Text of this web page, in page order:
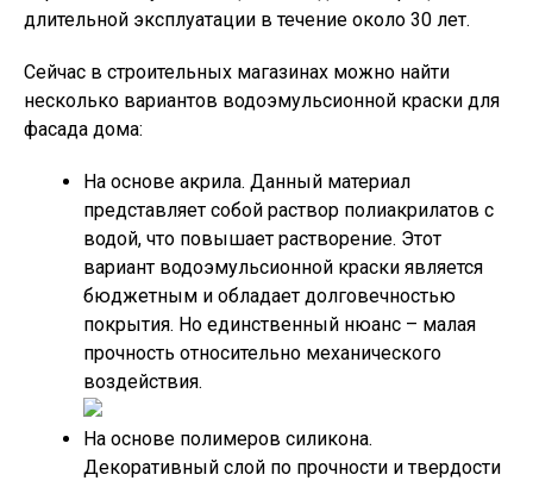
длительной эксплуатации в течение около 30 лет.
Сейчас в строительных магазинах можно найти
несколько вариантов водоэмульсионной краски для
фасада дома:
На основе акрила. Данный материал
представляет собой раствор полиакрилатов с
водой, что повышает растворение. Этот
вариант водоэмульсионной краски является
бюджетным и обладает долговечностью
покрытия. Но единственный нюанс – малая
прочность относительно механического
воздействия.
На основе полимеров силикона.
Декоративный слой по прочности и твердости